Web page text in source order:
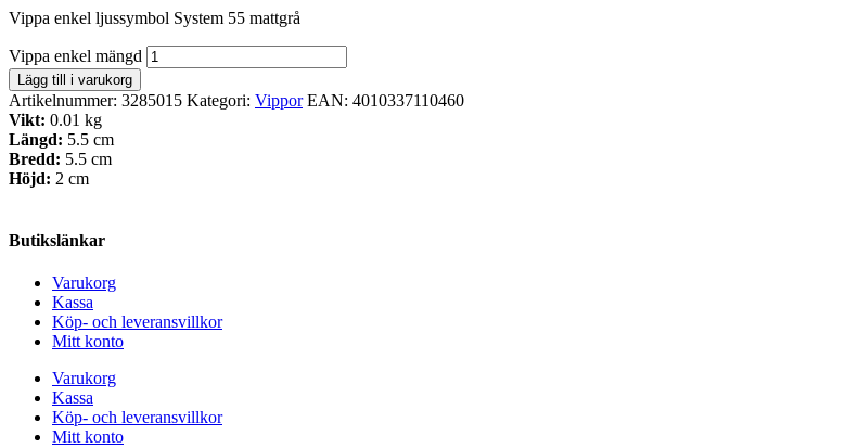
Vippa enkel ljussymbol System 55 mattgrå
Vippa enkel mängd
Lägg till i varukorg
Artikelnummer: 3285015 Kategori: Vippor EAN: 4010337110460
Vikt: 0.01 kg
Längd: 5.5 cm
Bredd: 5.5 cm
Höjd: 2 cm
Butikslänkar
Varukorg
Kassa
Köp- och leveransvillkor
Mitt konto
Varukorg
Kassa
Köp- och leveransvillkor
Mitt konto